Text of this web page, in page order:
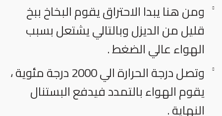
ومن هنا يبدا الاحتراق يقوم البخاخ ببخ
قليل من الديزل وبالتالي يشتعل بسبب
الهواء عالي الضغط .
وتصل درجة الحرارة الي 2000 درجة مئوية ،
يقوم الهواء بالتمدد فيدفع البستنال
النهاية .